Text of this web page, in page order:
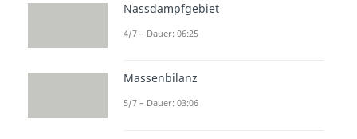
Nassdampfgebiet
4/7 – Dauer: 06:25
Massenbilanz
5/7 – Dauer: 03:06